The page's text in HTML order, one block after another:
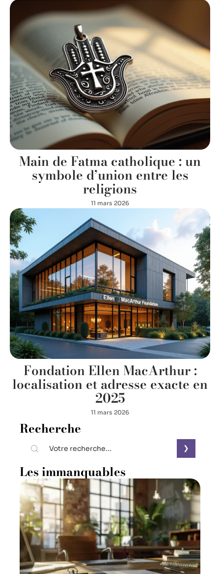
Main de Fatma catholique : un
symbole d’union entre les
religions
11 mars 2026
Fondation Ellen MacArthur :
localisation et adresse exacte en
2025
11 mars 2026
Recherche
Les immanquables